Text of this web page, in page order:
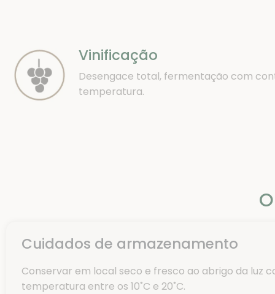
Vinificação
Desengace total, fermentação com
temperatura.
Cuidados de armazenamento
Conservar em local seco e fresco ao abrigo da luz
temperatura entre os 10˚C e 20˚C.